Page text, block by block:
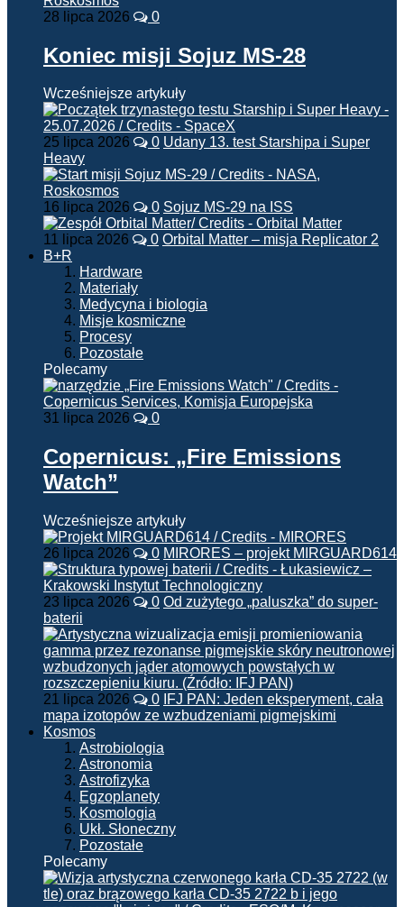
28 lipca 2026 0
Koniec misji Sojuz MS-28
Wcześniejsze artykuły
25 lipca 2026 0 Udany 13. test Starshipa i Super
Heavy
16 lipca 2026 0 Sojuz MS-29 na ISS
11 lipca 2026 0 Orbital Matter – misja Replicator 2
B+R
Hardware
Materiały
Medycyna i biologia
Misje kosmiczne
Procesy
Pozostałe
Polecamy
31 lipca 2026 0
Copernicus: „Fire Emissions
Watch”
Wcześniejsze artykuły
26 lipca 2026 0 MIRORES – projekt MIRGUARD614
23 lipca 2026 0 Od zużytego „paluszka” do super-
baterii
21 lipca 2026 0 IFJ PAN: Jeden eksperyment, cała
mapa izotopów ze wzbudzeniami pigmejskimi
Kosmos
Astrobiologia
Astronomia
Astrofizyka
Egzoplanety
Kosmologia
Ukł. Słoneczny
Pozostałe
Polecamy